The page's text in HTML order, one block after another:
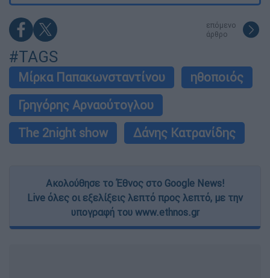
επόμενο
άρθρο
#TAGS
Mίρκα Παπακωνσταντίνου
ηθοποιός
Γρηγόρης Αρναούτογλου
The 2night show
Δάνης Κατρανίδης
Ακολούθησε το Έθνος στο Google News!
Live όλες οι εξελίξεις λεπτό προς λεπτό, με την
υπογραφή του www.ethnos.gr